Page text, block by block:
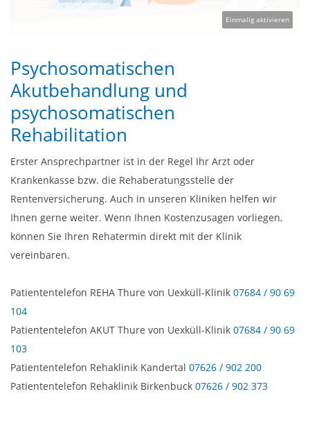
Einmalig aktivieren
Psychosomatischen
Akutbehandlung und
psychosomatischen
Rehabilitation
Erster Ansprechpartner ist in der Regel Ihr Arzt oder
Krankenkasse bzw. die Rehaberatungsstelle der
Rentenversicherung. Auch in unseren Kliniken helfen wir
Ihnen gerne weiter. Wenn Ihnen Kostenzusagen vorliegen,
können Sie Ihren Rehatermin direkt mit der Klinik
vereinbaren.
Patiententelefon REHA Thure von Uexküll-Klinik 07684 / 90 69
104
Patiententelefon AKUT Thure von Uexküll-Klinik 07684 / 90 69
103
Patiententelefon Rehaklinik Kandertal 07626 / 902 200
Patiententelefon Rehaklinik Birkenbuck 07626 / 902 373